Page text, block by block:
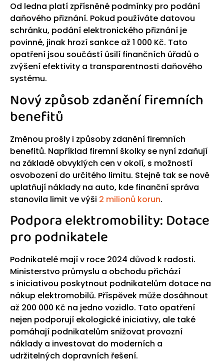
Od ledna platí zpřísněné podmínky pro podání
daňového přiznání. Pokud používáte datovou
schránku, podání elektronického přiznání je
povinné, jinak hrozí sankce až 1 000 Kč. Tato
opatření jsou součástí úsilí finančních úřadů o
zvýšení efektivity a transparentnosti daňového
systému.
Nový způsob zdanění firemních
benefitů
Změnou prošly i způsoby zdanění firemních
benefitů. Například firemní školky se nyní zdaňují
na základě obvyklých cen v okolí, s možností
osvobození do určitého limitu. Stejně tak se nově
uplatňují náklady na auto, kde finanční správa
stanovila limit ve výši 2 milionů korun.
Podpora elektromobility: Dotace
pro podnikatele
Podnikatelé mají v roce 2024 důvod k radosti.
Ministerstvo průmyslu a obchodu přichází
s iniciativou poskytnout podnikatelům dotace na
nákup elektromobilů. Příspěvek může dosáhnout
až 200 000 Kč na jedno vozidlo. Tato opatření
nejen podporují ekologické iniciativy, ale také
pomáhají podnikatelům snižovat provozní
náklady a investovat do moderních a
udržitelných dopravních řešení.